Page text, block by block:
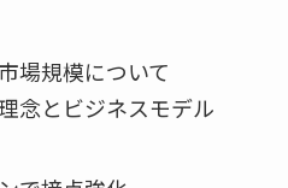
場規模について
念とビジネスモデル